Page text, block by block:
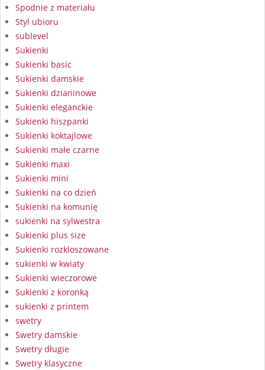
Spodnie z materiału
Styl ubioru
sublevel
Sukienki
Sukienki basic
Sukienki damskie
Sukienki dzianinowe
Sukienki eleganckie
Sukienki hiszpanki
Sukienki koktajlowe
Sukienki małe czarne
Sukienki maxi
Sukienki mini
Sukienki na co dzień
Sukienki na komunię
sukienki na sylwestra
Sukienki plus size
Sukienki rozkloszowane
sukienki w kwiaty
Sukienki wieczorowe
Sukienki z koronką
sukienki z printem
swetry
Swetry damskie
Swetry długie
Swetry klasyczne